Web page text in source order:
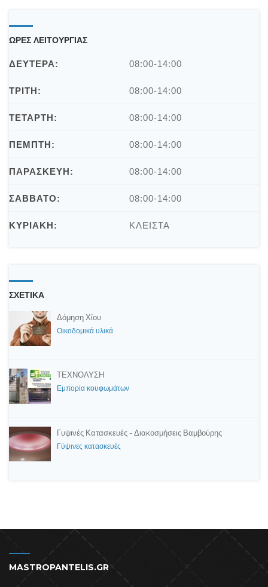
ΩΡΕΣ ΛΕΙΤΟΥΡΓΙΑΣ
ΔΕΥΤΕΡΑ: 08:00-14:00
ΤΡΙΤΗ: 08:00-14:00
ΤΕΤΑΡΤΗ: 08:00-14:00
ΠΕΜΠΤΗ: 08:00-14:00
ΠΑΡΑΣΚΕΥΗ: 08:00-14:00
ΣΑΒΒΑΤΟ: 08:00-14:00
ΚΥΡΙΑΚΗ: ΚΛΕΙΣΤΑ
ΣΧΕΤΙΚΑ
Δόμηση Χίου
Οικοδομικά υλικά
ΤΕΧΝΟΛΥΣΗ
Εμπορία κουφωμάτων
Γυψινές Κατασκευές - Διακοσμήσεις Βαμβούρης
Γύψινες κατασκευές
MASTROPANTELIS.GR